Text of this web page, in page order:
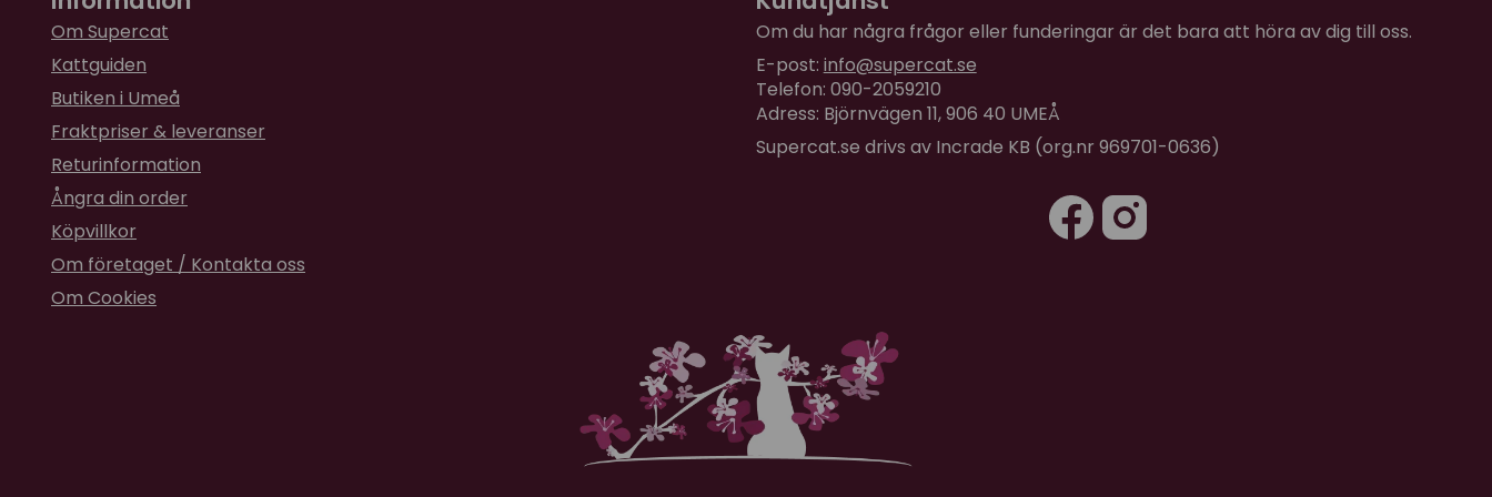
Om Supercat
Kattguiden
Butiken i Umeå
Fraktpriser & leveranser
Returinformation
Ångra din order
Köpvillkor
Om företaget / Kontakta oss
Om Cookies
Om du har några frågor eller funderingar är det bara att höra av dig till oss.
E-post: info@supercat.se
Telefon: 090-2059210
Adress: Björnvägen 11, 906 40 UMEÅ
Supercat.se drivs av Incrade KB (org.nr 969701-0636)